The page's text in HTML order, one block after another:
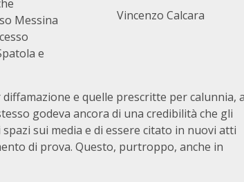
Vincenzo Calcara
Messina
e
e quelle prescritte per calunnia,
godeva ancora di una credibilità che gli
sui media e di essere citato in nuovi atti
di prova. Questo, purtroppo, anche in